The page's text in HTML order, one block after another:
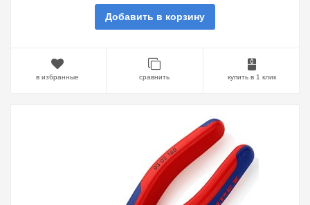
Добавить в корзину
в избранные сравнить купить в 1 клик